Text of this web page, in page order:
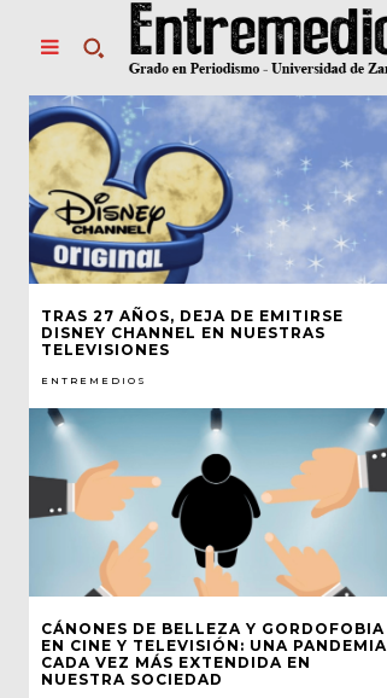
TRAS 27 AÑOS, DEJA DE EMITIRSE
DISNEY CHANNEL EN NUESTRAS
TELEVISIONES
ENTREMEDIOS
CÁNONES DE BELLEZA Y GORDOFOBIA
EN CINE Y TELEVISIÓN: UNA PANDEMIA
CADA VEZ MÁS EXTENDIDA EN
NUESTRA SOCIEDAD